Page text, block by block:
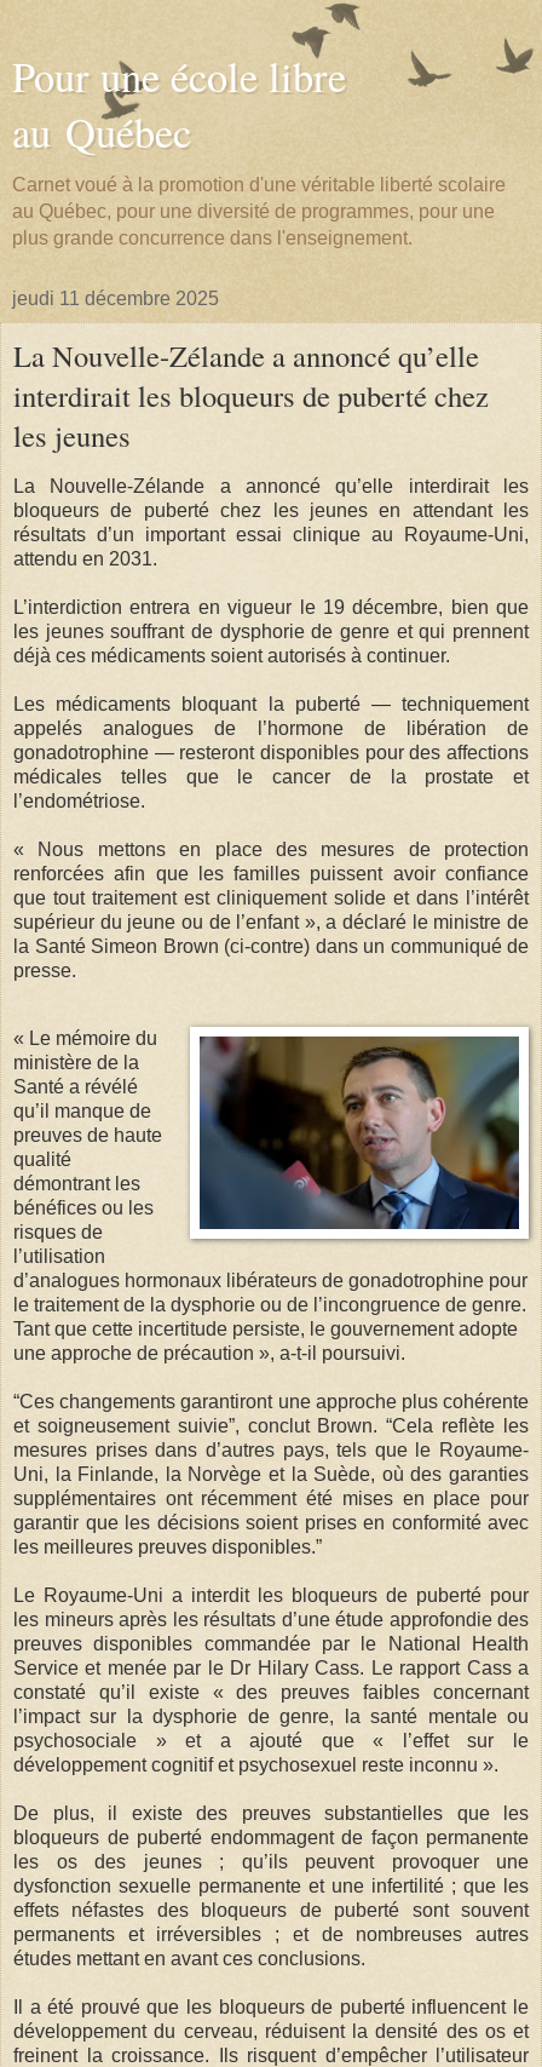
Pour une école libre
au Québec
Carnet voué à la promotion d'une véritable liberté scolaire
au Québec, pour une diversité de programmes, pour une
plus grande concurrence dans l'enseignement.
jeudi 11 décembre 2025
La Nouvelle-Zélande a annoncé qu’elle
interdirait les bloqueurs de puberté chez
les jeunes
La Nouvelle-Zélande a annoncé qu’elle interdirait les
bloqueurs de puberté chez les jeunes en attendant les
résultats d’un important essai clinique au Royaume-Uni,
attendu en 2031.
L’interdiction entrera en vigueur le 19 décembre, bien que
les jeunes souffrant de dysphorie de genre et qui prennent
déjà ces médicaments soient autorisés à continuer.
Les médicaments bloquant la puberté — techniquement
appelés analogues de l’hormone de libération de
gonadotrophine — resteront disponibles pour des affections
médicales telles que le cancer de la prostate et
l’endométriose.
« Nous mettons en place des mesures de protection
renforcées afin que les familles puissent avoir confiance
que tout traitement est cliniquement solide et dans l’intérêt
supérieur du jeune ou de l’enfant », a déclaré le ministre de
la Santé Simeon Brown (ci-contre) dans un communiqué de
presse.
« Le mémoire du
ministère de la
Santé a révélé
qu’il manque de
preuves de haute
qualité
démontrant les
bénéfices ou les
risques de
l’utilisation
d’analogues hormonaux libérateurs de gonadotrophine pour
le traitement de la dysphorie ou de l’incongruence de genre.
Tant que cette incertitude persiste, le gouvernement adopte
une approche de précaution », a-t-il poursuivi.
“Ces changements garantiront une approche plus cohérente
et soigneusement suivie”, conclut Brown. “Cela reflète les
mesures prises dans d’autres pays, tels que le Royaume-
Uni, la Finlande, la Norvège et la Suède, où des garanties
supplémentaires ont récemment été mises en place pour
garantir que les décisions soient prises en conformité avec
les meilleures preuves disponibles.”
Le Royaume-Uni a interdit les bloqueurs de puberté pour
les mineurs après les résultats d’une étude approfondie des
preuves disponibles commandée par le National Health
Service et menée par le Dr Hilary Cass. Le rapport Cass a
constaté qu’il existe « des preuves faibles concernant
l’impact sur la dysphorie de genre, la santé mentale ou
psychosociale » et a ajouté que « l’effet sur le
développement cognitif et psychosexuel reste inconnu ».
De plus, il existe des preuves substantielles que les
bloqueurs de puberté endommagent de façon permanente
les os des jeunes ; qu’ils peuvent provoquer une
dysfonction sexuelle permanente et une infertilité ; que les
effets néfastes des bloqueurs de puberté sont souvent
permanents et irréversibles ; et de nombreuses autres
études mettant en avant ces conclusions.
Il a été prouvé que les bloqueurs de puberté influencent le
développement du cerveau, réduisent la densité des os et
freinent la croissance. Ils risquent d’empêcher l’utilisateur